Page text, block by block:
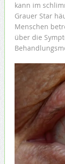
kann im
Grauer Star
Menschen
über die